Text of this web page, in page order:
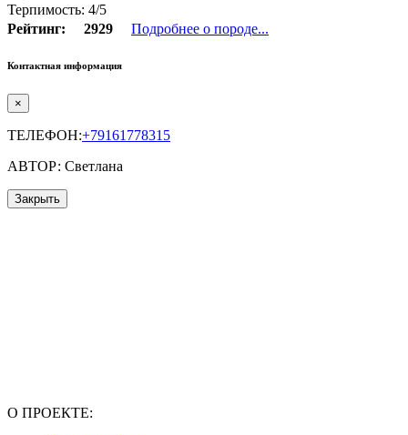
Терпимость: 4/5
Рейтинг:
2929 Подробнее о породе...
Контактная информация
×
ТЕЛЕФОН:+79161778315
АВТОР: Светлана
Закрыть
О ПРОЕКТЕ: